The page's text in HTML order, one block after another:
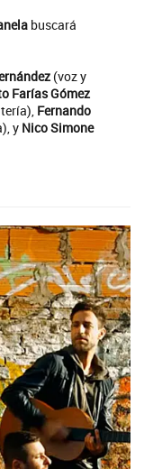
buscará
(voz y
Farías Gómez
Fernando
y Nico Simone